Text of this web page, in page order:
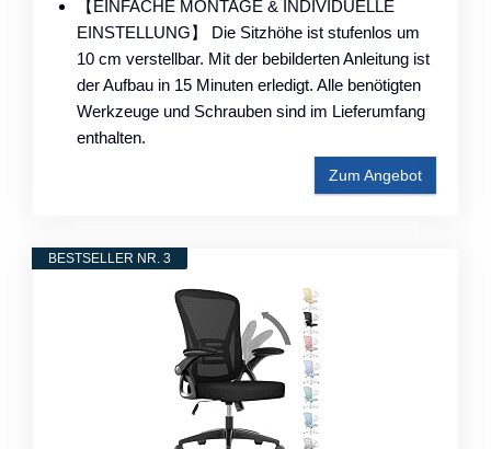
【EINFACHE MONTAGE & INDIVIDUELLE
EINSTELLUNG】 Die Sitzhöhe ist stufenlos um
10 cm verstellbar. Mit der bebilderten Anleitung ist
der Aufbau in 15 Minuten erledigt. Alle benötigten
Werkzeuge und Schrauben sind im Lieferumfang
enthalten.
Zum Angebot
BESTSELLER NR. 3